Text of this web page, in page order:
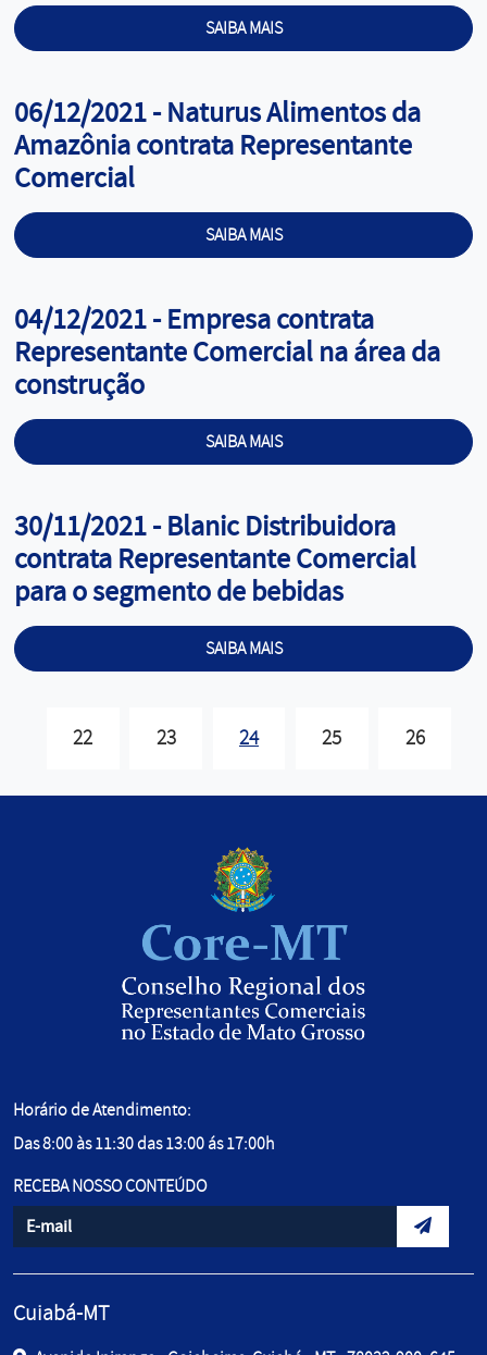
SAIBA MAIS
Cargo:
06/12/2021 - Naturus Alimentos da
Amazônia contrata Representante
Comercial
SAIBA MAIS
Cargo:
04/12/2021 - Empresa contrata
Representante Comercial na área da
construção
SAIBA MAIS
Cargo:
30/11/2021 - Blanic Distribuidora
contrata Representante Comercial
para o segmento de bebidas
SAIBA MAIS
22 23 24 25 26
Horário de Atendimento:
Das 8:00 às 11:30 das 13:00 ás 17:00h
RECEBA NOSSO CONTEÚDO
Informe seu e-mail
Envidar
Cuiabá-MT